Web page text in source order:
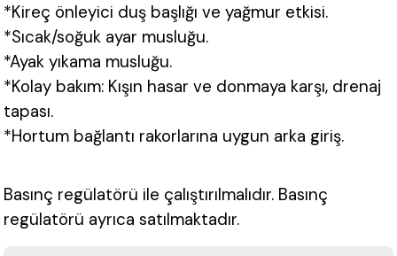
*Kireç önleyici duş başlığı ve yağmur etkisi.
*Sıcak/soğuk ayar musluğu.
*Ayak yıkama musluğu.
*Kolay bakım: Kışın hasar ve donmaya karşı, drenaj
tapası.
*Hortum bağlantı rakorlarına uygun arka giriş.
Basınç regülatörü ile çalıştırılmalıdır. Basınç
regülatörü ayrıca satılmaktadır.